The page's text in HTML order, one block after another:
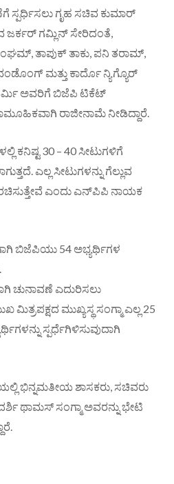
ಸ್ಪರ್ಧಿಸಲು ಗೃಹ ಸಚಿವ ಕುಮಾರ್
ಗಮ್ಲಿನ್ ಸೇರಿದಂತೆ,
ತಾಪುಕ್‌ ತಾಕು, ಪನಿ ತರಾಮ್‌,
ಮತ್ತು ಕಾರ್ದೊ ನ್ಯಿಗ್ಯೊರ್‌
ಅವರಿಗೆ ಬಿಜೆಪಿ ಟಿಕೆಟ್
ರಾಜೀನಾಮೆ ನೀಡಿದ್ದಾರೆ.
ಕನಿಷ್ಟ 30 – 40 ಸೀಟುಗಳಿಗೆ
ಎಲ್ಲ ಸೀಟುಗಳನ್ನು ಗೆಲ್ಲುವ
ಎಂದು ಎನ್‌ಪಿಪಿ ನಾಯಕ
ಬಿಜೆಪಿಯು 54 ಅಭ್ಯರ್ಥಿಗಳ
ಚುನಾವಣೆ ಎದುರಿಸಲು
ಮುಖ್ಯಸ್ಥ ಸಂಗ್ಮಾ ಎಲ್ಲ 25
ಸ್ಪರ್ಧೆಗಿಳಿಸುವುದಾಗಿ
ಭಿನ್ನಮತೀಯ ಶಾಸಕರು, ಸಚಿವರು
ಥಾಮಸ್ ಸಂಗ್ಮಾ ಅವರನ್ನು ಭೇಟಿ